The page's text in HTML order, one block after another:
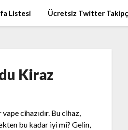
Listesi Ücretsiz Twitter
Kiraz
cihazıdır. Bu cihaz,
bu kadar iyi mi? Gelin,